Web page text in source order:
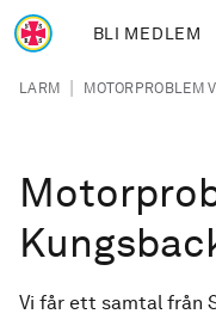
Hoppa till huvudinnehåll
BLI MEDLEM
Länkstig
LARM | MOTORPROBLEM
Vi får ett samtal från